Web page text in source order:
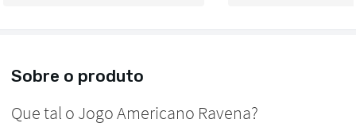
Sobre o produto